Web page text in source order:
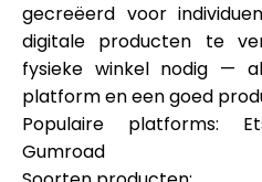
gecreëerd voor
digitale producten te
fysieke winkel nodig —
platform en een goed
Populaire platforms:
Gumroad